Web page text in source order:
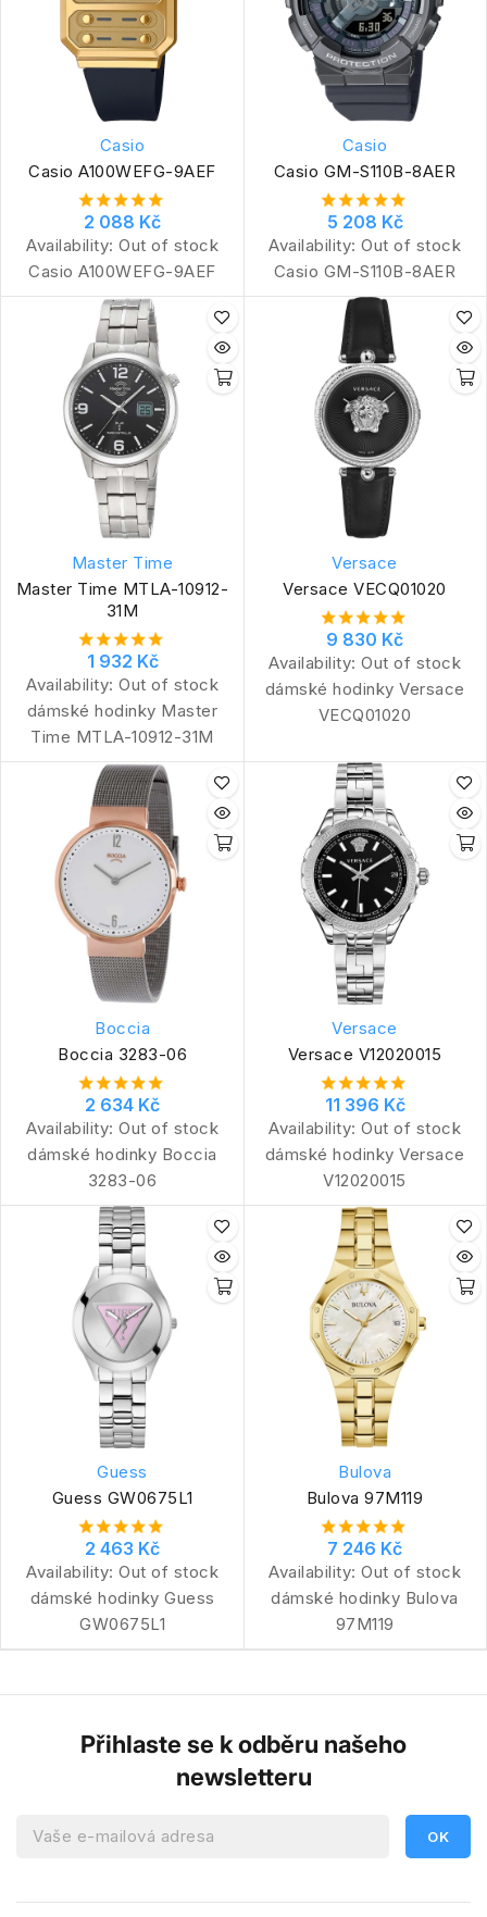
Casio
Casio A100WEFG-9AEF
2 088 Kč
Availability: Out of stock
Casio A100WEFG-9AEF
Casio
Casio GM-S110B-8AER
5 208 Kč
Availability: Out of stock
Casio GM-S110B-8AER
Master Time
Master Time MTLA-10912-
31M
1 932 Kč
Availability: Out of stock
dámské hodinky Master
Time MTLA-10912-31M
Versace
Versace VECQ01020
9 830 Kč
Availability: Out of stock
dámské hodinky Versace
VECQ01020
Boccia
Boccia 3283-06
2 634 Kč
Availability: Out of stock
dámské hodinky Boccia
3283-06
Versace
Versace V12020015
11 396 Kč
Availability: Out of stock
dámské hodinky Versace
V12020015
Guess
Guess GW0675L1
2 463 Kč
Availability: Out of stock
dámské hodinky Guess
GW0675L1
Bulova
Bulova 97M119
7 246 Kč
Availability: Out of stock
dámské hodinky Bulova
97M119
Přihlaste se k odběru našeho
newsletteru